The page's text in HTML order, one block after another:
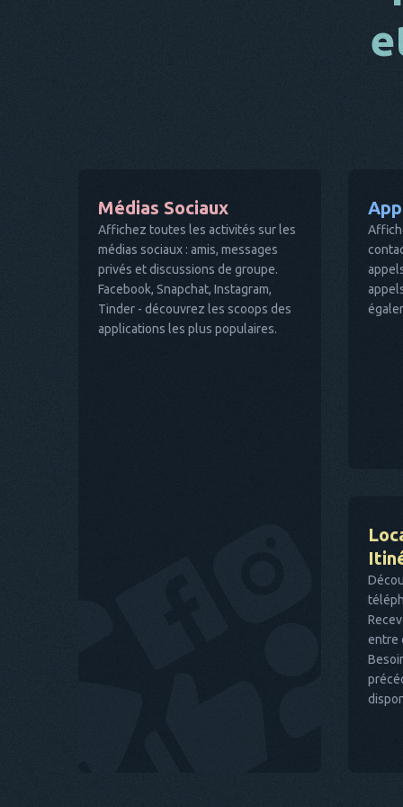
Médias Sociaux
Affichez toutes les activités sur les
médias sociaux : amis, messages
privés et discussions de groupe.
Facebook, Snapchat, Instagram,
Tinder - découvrez les scoops des
applications les plus populaires.
entre